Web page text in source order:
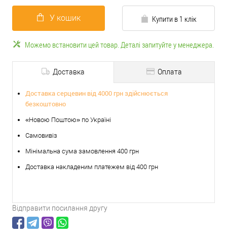
У кошик Купити в 1 клік
Можемо встановити цей товар. Деталі запитуйте у менеджера.
Доставка Оплата
Доставка серцевин від 4000 грн здійснюється
безкоштовно
«Новою Поштою» по Україні
Самовивіз
Мінімальна сума замовлення 400 грн
Доставка накладеним платежем від 400 грн
Відправити посилання другу